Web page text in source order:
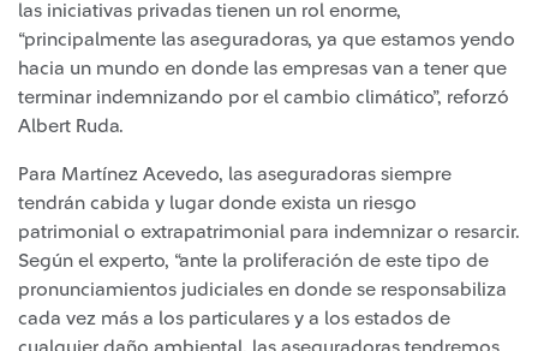
las iniciativas privadas tienen un rol enorme,
“principalmente las aseguradoras, ya que estamos yendo
hacia un mundo en donde las empresas van a tener que
terminar indemnizando por el cambio climático”, reforzó
Albert Ruda.
Para Martínez Acevedo, las aseguradoras siempre
tendrán cabida y lugar donde exista un riesgo
patrimonial o extrapatrimonial para indemnizar o resarcir.
Según el experto, “ante la proliferación de este tipo de
pronunciamientos judiciales en donde se responsabiliza
cada vez más a los particulares y a los estados de